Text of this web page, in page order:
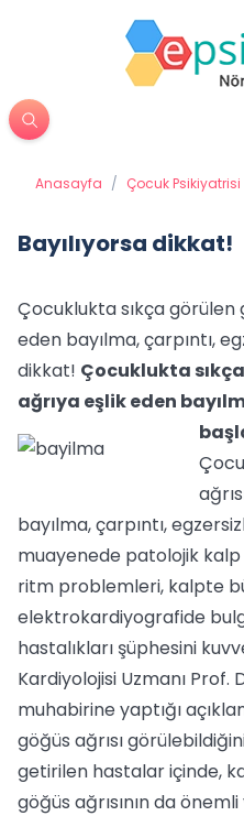
Anasayfa / Çocuk Psikiyatrisi
Bayılıyorsa dikkat!
Çocuklukta sıkça görülen
eden bayılma, çarpıntı,
dikkat! Çocuklukta
ağrıya eşlik eden
bayılma, çarpıntı,
muayenede patolojik kalp
ritm problemleri, kalpte
elektrokardiyografide
hastalıkları şüphesini
Kardiyolojisi Uzmanı Prof.
muhabirine yaptığı
göğüs ağrısı
getirilen hastalar içinde,
göğüs ağrısının da